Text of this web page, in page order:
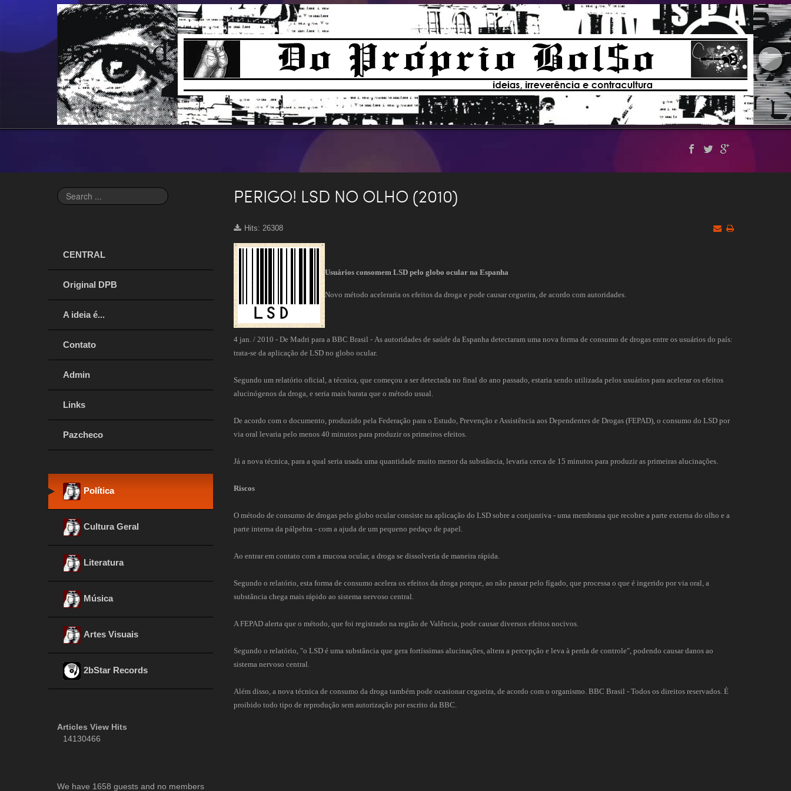
PERIGO! LSD NO OLHO (2010)
Hits: 26308
Usuários consomem LSD pelo globo ocular na Espanha
Novo método aceleraria os efeitos da droga e pode causar cegueira, de acordo com autoridades.
4 jan. / 2010 - De Madri para a BBC Brasil - As autoridades de saúde da Espanha detectaram uma nova forma de consumo de drogas entre os usuários do país:
trata-se da aplicação de LSD no globo ocular.
Segundo um relatório oficial, a técnica, que começou a ser detectada no final do ano passado, estaria sendo utilizada pelos usuários para acelerar os efeitos
alucinógenos da droga, e seria mais barata que o método usual.
De acordo com o documento, produzido pela Federação para o Estudo, Prevenção e Assistência aos Dependentes de Drogas (FEPAD), o consumo do LSD por
via oral levaria pelo menos 40 minutos para produzir os primeiros efeitos.
Já a nova técnica, para a qual seria usada uma quantidade muito menor da substância, levaria cerca de 15 minutos para produzir as primeiras alucinações.
Riscos
O método de consumo de drogas pelo globo ocular consiste na aplicação do LSD sobre a conjuntiva - uma membrana que recobre a parte externa do olho e a
parte interna da pálpebra - com a ajuda de um pequeno pedaço de papel.
Ao entrar em contato com a mucosa ocular, a droga se dissolveria de maneira rápida.
Segundo o relatório, esta forma de consumo acelera os efeitos da droga porque, ao não passar pelo fígado, que processa o que é ingerido por via oral, a
substância chega mais rápido ao sistema nervoso central.
A FEPAD alerta que o método, que foi registrado na região de Valência, pode causar diversos efeitos nocivos.
Segundo o relatório, "o LSD é uma substância que gera fortíssimas alucinações, altera a percepção e leva à perda de controle", podendo causar danos ao
sistema nervoso central.
Além disso, a nova técnica de consumo da droga também pode ocasionar cegueira, de acordo com o organismo. BBC Brasil - Todos os direitos reservados. É
proibido todo tipo de reprodução sem autorização por escrito da BBC.
Search
...
CENTRAL
Original DPB
A ideia é...
Contato
Admin
Links
Pazcheco
Política
Cultura Geral
Literatura
Música
Artes Visuais
2bStar Records
Articles View Hits
14130466
We have 1658 guests and no members